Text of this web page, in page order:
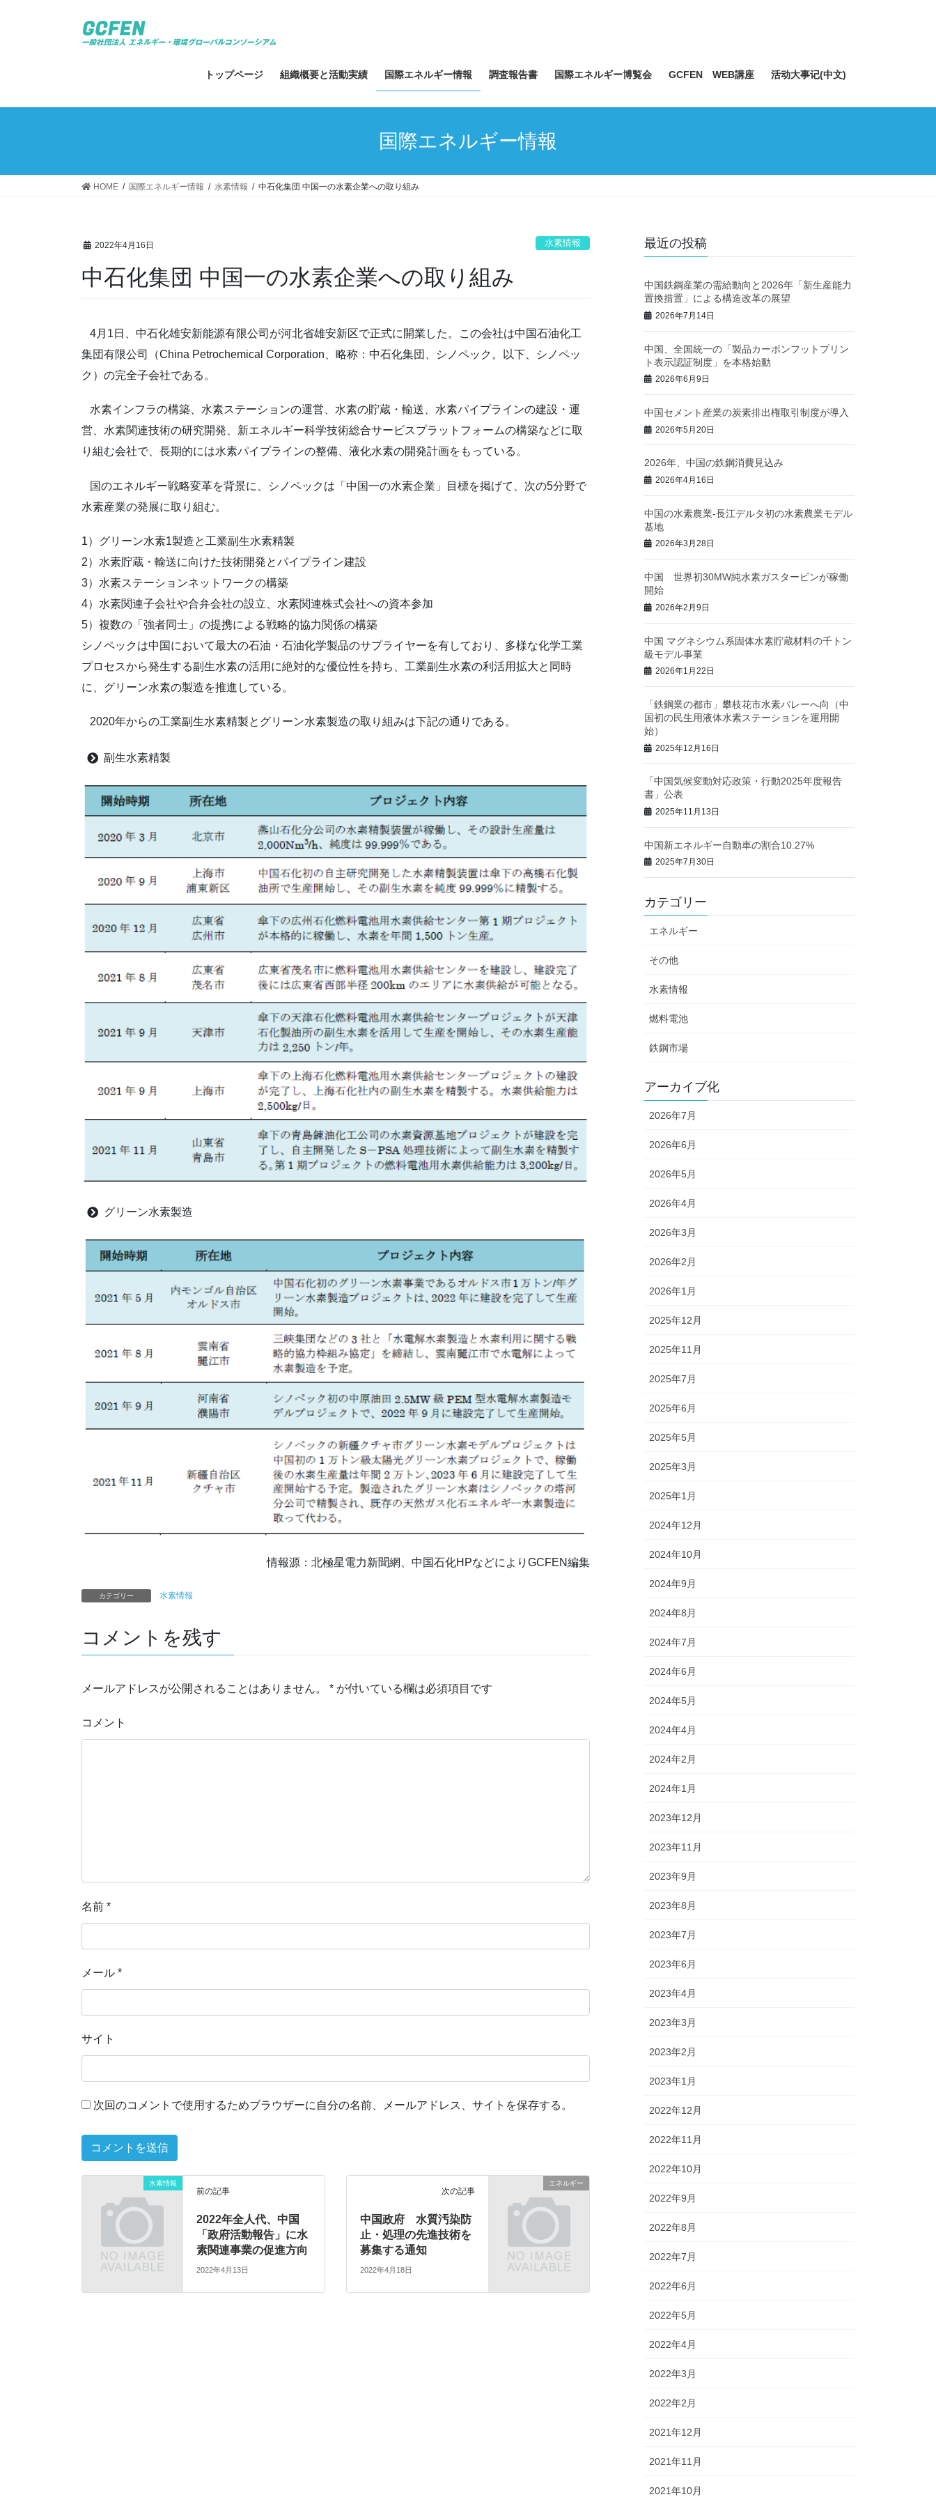
ス
ン
トップページ 組織概要と活動実績 国際エネルギー情報 調査報告書 国際エネルギー博覧会 GCFEN WEB講座 活动大事记(中文)
国際エネルギー情報
HOME 国際エネルギー情報 水素情報 中石化集団 中国一の水素企業への取り組み
2022年4月16日 水素情報
中石化集団 中国一の水素企業への取り組み
4月1日、中石化雄安新能源有限公司が河北省雄安新区で正式に開業した。この会社は中国石油化工
集団有限公司（China Petrochemical Corporation、略称：中石化集団、シノペック。以下、シノペッ
ク）の完全子会社である。
水素インフラの構築、水素ステーションの運営、水素の貯蔵・輸送、水素パイプラインの建設・運
営、水素関連技術の研究開発、新エネルギー科学技術総合サービスプラットフォームの構築などに取
り組む会社で、長期的には水素パイプラインの整備、液化水素の開発計画をもっている。
国のエネルギー戦略変革を背景に、シノペックは「中国一の水素企業」目標を掲げて、次の5分野で
水素産業の発展に取り組む。
1）グリーン水素1製造と工業副生水素精製
2）水素貯蔵・輸送に向けた技術開発とパイプライン建設
3）水素ステーションネットワークの構築
4）水素関連子会社や合弁会社の設立、水素関連株式会社への資本参加
5）複数の「強者同士」の提携による戦略的協力関係の構築
シノペックは中国において最大の石油・石油化学製品のサプライヤーを有しており、多様な化学工業
プロセスから発生する副生水素の活用に絶対的な優位性を持ち、工業副生水素の利活用拡大と同時
に、グリーン水素の製造を推進している。
2020年からの工業副生水素精製とグリーン水素製造の取り組みは下記の通りである。
副生水素精製
グリーン水素製造
情報源：北極星電力新聞網、中国石化HPなどによりGCFEN編集
カテゴリー 水素情報
コメントを残す
メールアドレスが公開されることはありません。 * が付いている欄は必須項目です
コメント
名前 *
メール *
サイト
次回のコメントで使用するためブラウザーに自分の名前、メールアドレス、サイトを保存する。
水素情報
前の記事
2022年全人代、中国
「政府活動報告」に水
素関連事業の促進方向
2022年4月13日
エネルギー
次の記事
中国政府 水質汚染防
止・処理の先進技術を
募集する通知
2022年4月18日
最近の投稿
中国鉄鋼産業の需給動向と2026年「新生産能力
置換措置」による構造改革の展望
2026年7月14日
中国、全国統一の「製品カーボンフットプリン
ト表示認証制度」を本格始動
2026年6月9日
中国セメント産業の炭素排出権取引制度が導入
2026年5月20日
2026年、中国の鉄鋼消費見込み
2026年4月16日
中国の水素農業‐長江デルタ初の水素農業モデル
基地
2026年3月28日
中国 世界初30MW純水素ガスタービンが稼働
開始
2026年2月9日
中国 マグネシウム系固体水素貯蔵材料の千トン
級モデル事業
2026年1月22日
「鉄鋼業の都市」攀枝花市水素バレーへ向（中
国初の民生用液体水素ステーションを運用開
始）
2025年12月16日
「中国気候変動対応政策・行動2025年度報告
書」公表
2025年11月13日
中国新エネルギー自動車の割合10.27%
2025年7月30日
カテゴリー
エネルギー
その他
水素情報
燃料電池
鉄鋼市場
アーカイブ化
2026年7月
2026年6月
2026年5月
2026年4月
2026年3月
2026年2月
2026年1月
2025年12月
2025年11月
2025年7月
2025年6月
2025年5月
2025年3月
2025年1月
2024年12月
2024年10月
2024年9月
2024年8月
2024年7月
2024年6月
2024年5月
2024年4月
2024年2月
2024年1月
2023年12月
2023年11月
2023年9月
2023年8月
2023年7月
2023年6月
2023年4月
2023年3月
2023年2月
2023年1月
2022年12月
2022年11月
2022年10月
2022年9月
2022年8月
2022年7月
2022年6月
2022年5月
2022年4月
2022年3月
2022年2月
2021年12月
2021年11月
2021年10月